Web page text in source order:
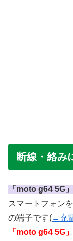
断線・絡み
「moto g64 5G
スマートフォン
の端子です(→充
「moto g64 5G